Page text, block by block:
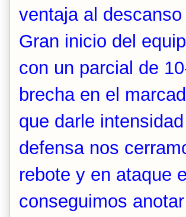
ventaja al descanso
Gran inicio del
con un parcial de
brecha en el
que darle
defensa nos
rebote y en ataque
conseguimos